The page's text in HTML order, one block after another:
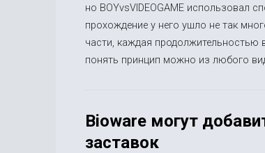
но BOYvsVIDEOGAME использовал
прохождение у него ушло не так
части, каждая продолжительностью
понять принцип можно из любого
Bioware могут
заставок